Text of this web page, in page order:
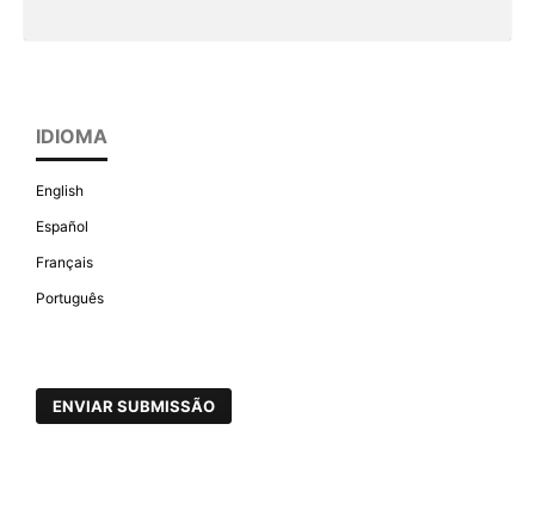
IDIOMA
English
Español
Français
Português
ENVIAR SUBMISSÃO